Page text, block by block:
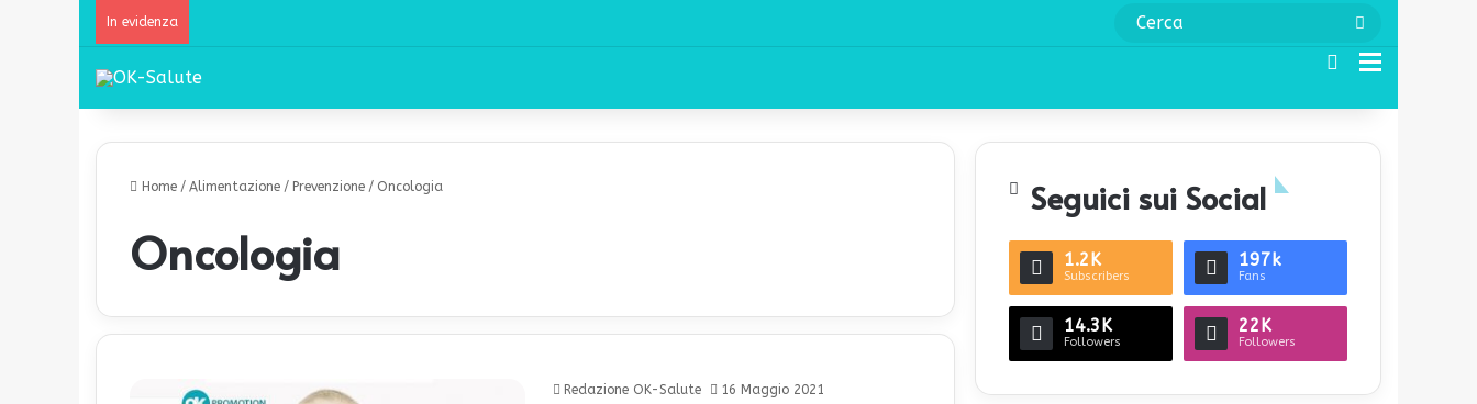
In evidenza
Cerca
Home / Alimentazione / Prevenzione / Oncologia
Oncologia
Redazione OK-Salute 16 Maggio 2021
Seguici sui Social
1.2K
Subscribers
197k
Fans
14.3K
Followers
22K
Followers